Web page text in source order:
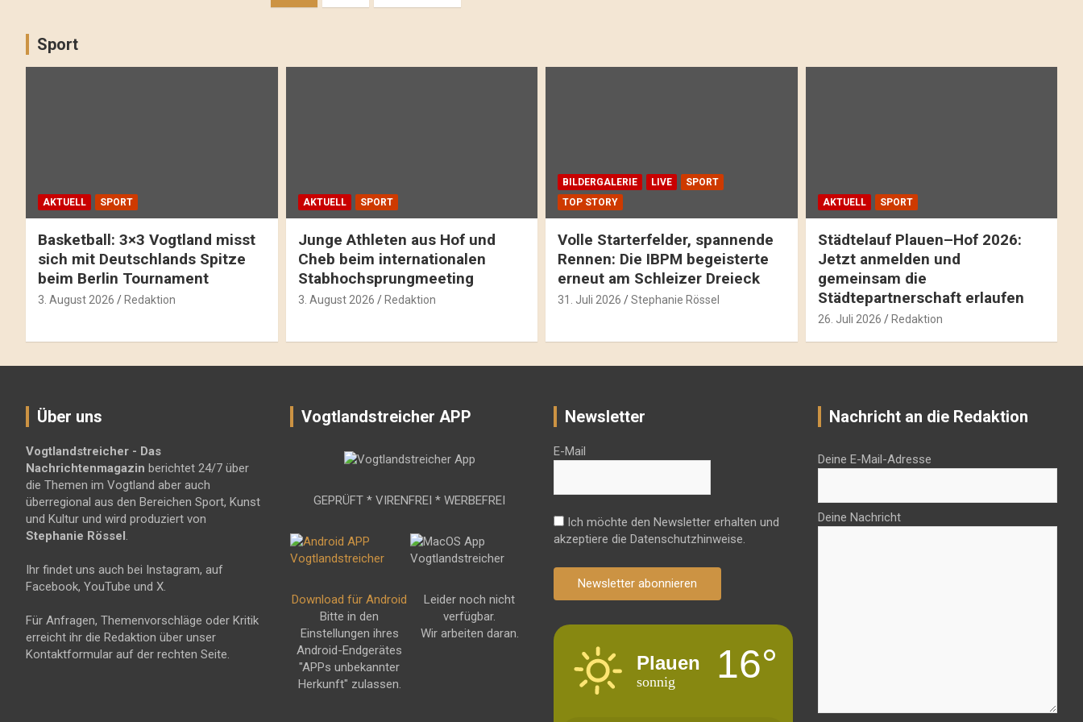
Sport
AKTUELL SPORT
Basketball: 3×3 Vogtland misst
sich mit Deutschlands Spitze
beim Berlin Tournament
3. August 2026 Redaktion
AKTUELL SPORT
Junge Athleten aus Hof und
Cheb beim internationalen
Stabhochsprungmeeting
3. August 2026 Redaktion
BILDERGALERIE LIVE
SPORT
TOP STORY
Volle Starterfelder, spannende
Rennen: Die IBPM begeisterte
erneut am Schleizer Dreieck
31. Juli 2026 Stephanie Rössel
AKTUELL SPORT
Städtelauf Plauen–Hof 2026:
Jetzt anmelden und
gemeinsam die
Städtepartnerschaft erlaufen
26. Juli 2026 Redaktion
Über uns
Vogtlandstreicher - Das
Nachrichtenmagazin berichtet 24/7 über
die Themen im Vogtland aber auch
überregional aus den Bereichen Sport, Kunst
und Kultur und wird produziert von
Stephanie Rössel.
Ihr findet uns auch bei Instagram, auf
Facebook, YouTube und X.
Für Anfragen, Themenvorschläge oder Kritik
erreicht ihr die Redaktion über unser
Kontaktformular auf der rechten Seite.
Vogtlandstreicher APP
GEPRÜFT * VIRENFREI * WERBEFREI
Download für Android
Bitte in den
Einstellungen ihres
Android-Endgerätes
"APPs unbekannter
Herkunft" zulassen.
Leider noch nicht
verfügbar.
Wir arbeiten daran.
Newsletter
E-Mail
Ich möchte den Newsletter erhalten und
akzeptiere die Datenschutzhinweise.
Newsletter abonnieren
Plauen
sonnig 16°
Nachricht an die Redaktion
Deine E-Mail-Adresse
Deine Nachricht